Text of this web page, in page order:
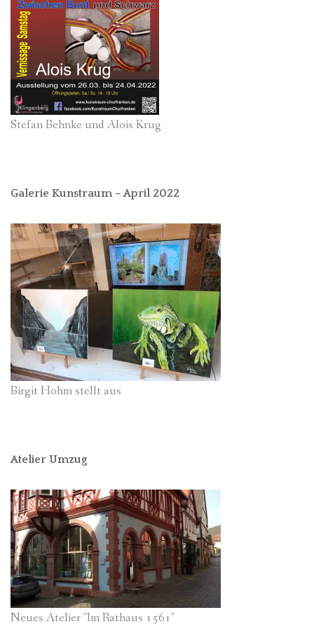
Stefan Behnke und Alois Krug
Galerie Kunstraum – April 2022
Birgit Hohm stellt aus
Atelier Umzug
Neues Atelier "Im Rathaus 1561"